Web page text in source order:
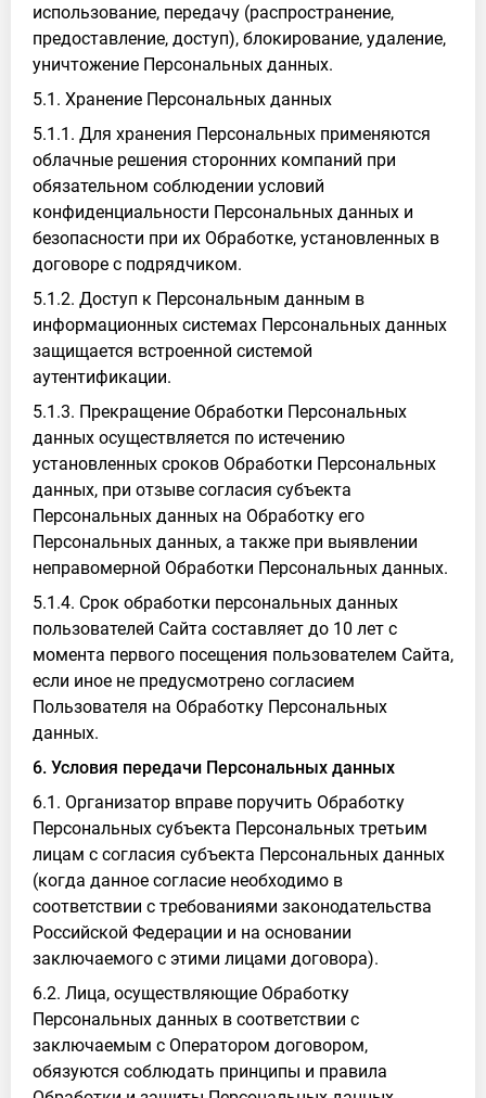
использование, передачу (распространение,
предоставление, доступ), блокирование, удаление,
уничтожение Персональных данных.
5.1. Хранение Персональных данных
5.1.1. Для хранения Персональных применяются
облачные решения сторонних компаний при
обязательном соблюдении условий
конфиденциальности Персональных данных и
безопасности при их Обработке, установленных в
договоре с подрядчиком.
5.1.2. Доступ к Персональным данным в
информационных системах Персональных данных
защищается встроенной системой
аутентификации.
5.1.3. Прекращение Обработки Персональных
данных осуществляется по истечению
установленных сроков Обработки Персональных
данных, при отзыве согласия субъекта
Персональных данных на Обработку его
Персональных данных, а также при выявлении
неправомерной Обработки Персональных данных.
5.1.4. Срок обработки персональных данных
пользователей Сайта составляет до 10 лет с
момента первого посещения пользователем Сайта,
если иное не предусмотрено согласием
Пользователя на Обработку Персональных
данных.
6. Условия передачи Персональных данных
6.1. Организатор вправе поручить Обработку
Персональных субъекта Персональных третьим
лицам с согласия субъекта Персональных данных
(когда данное согласие необходимо в
соответствии с требованиями законодательства
Российской Федерации и на основании
заключаемого с этими лицами договора).
6.2. Лица, осуществляющие Обработку
Персональных данных в соответствии с
заключаемым с Оператором договором,
обязуются соблюдать принципы и правила